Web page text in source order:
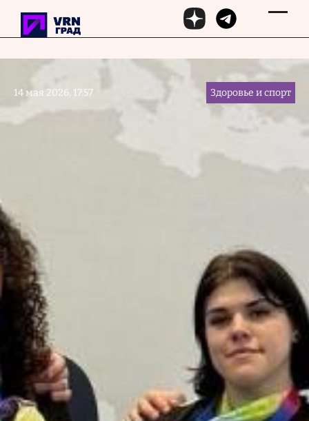
Перейти к основному содержанию
14 мая 2026, 17:57 Здоровье и спорт